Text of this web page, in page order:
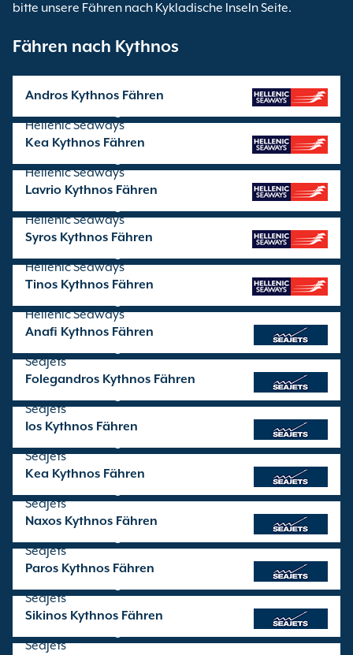
bitte unsere Fähren nach Kykladische Inseln Seite.
Fähren nach Kythnos
Andros Kythnos Fähren
Hellenic Seaways
Kea Kythnos Fähren
Hellenic Seaways
Lavrio Kythnos Fähren
Hellenic Seaways
Syros Kythnos Fähren
Hellenic Seaways
Tinos Kythnos Fähren
Hellenic Seaways
Anafi Kythnos Fähren
SeaJets
Folegandros Kythnos Fähren
SeaJets
Ios Kythnos Fähren
SeaJets
Kea Kythnos Fähren
SeaJets
Naxos Kythnos Fähren
SeaJets
Paros Kythnos Fähren
SeaJets
Sikinos Kythnos Fähren
SeaJets